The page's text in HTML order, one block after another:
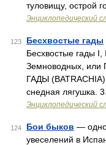
туловищу, острой
Энциклопедический
123 Бесхвостые гады
Бесхвостые гады
Земноводных, или
ГАДЫ
снедная лягушка.
Энциклопедический
124 Бои быков —
увеселений в